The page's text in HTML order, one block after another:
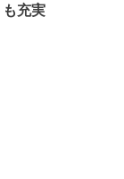
充実